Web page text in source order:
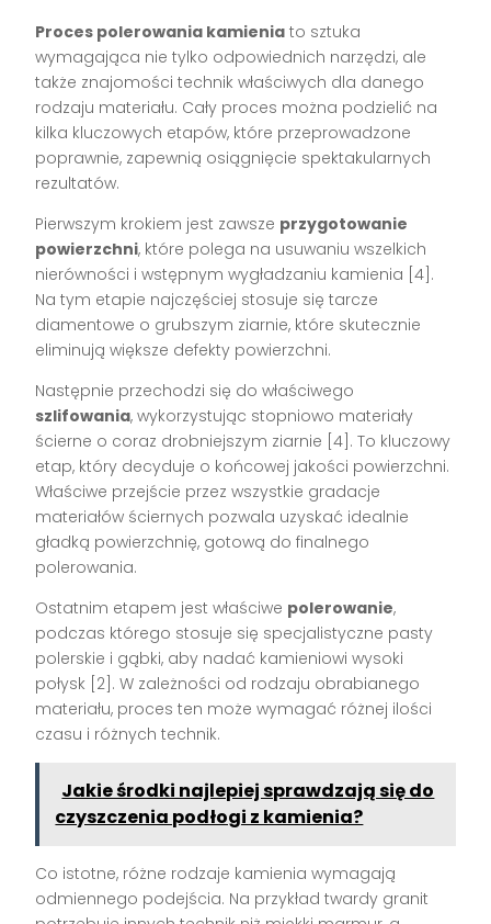
Proces polerowania kamienia to sztuka
wymagająca nie tylko odpowiednich narzędzi, ale
także znajomości technik właściwych dla danego
rodzaju materiału. Cały proces można podzielić na
kilka kluczowych etapów, które przeprowadzone
poprawnie, zapewnią osiągnięcie spektakularnych
rezultatów.
Pierwszym krokiem jest zawsze przygotowanie
powierzchni, które polega na usuwaniu wszelkich
nierówności i wstępnym wygładzaniu kamienia [4].
Na tym etapie najczęściej stosuje się tarcze
diamentowe o grubszym ziarnie, które skutecznie
eliminują większe defekty powierzchni.
Następnie przechodzi się do właściwego
szlifowania, wykorzystując stopniowo materiały
ścierne o coraz drobniejszym ziarnie [4]. To kluczowy
etap, który decyduje o końcowej jakości powierzchni.
Właściwe przejście przez wszystkie gradacje
materiałów ściernych pozwala uzyskać idealnie
gładką powierzchnię, gotową do finalnego
polerowania.
Ostatnim etapem jest właściwe polerowanie,
podczas którego stosuje się specjalistyczne pasty
polerskie i gąbki, aby nadać kamieniowi wysoki
połysk [2]. W zależności od rodzaju obrabianego
materiału, proces ten może wymagać różnej ilości
czasu i różnych technik.
Jakie środki najlepiej sprawdzają się do
czyszczenia podłogi z kamienia?
Co istotne, różne rodzaje kamienia wymagają
odmiennego podejścia. Na przykład twardy granit